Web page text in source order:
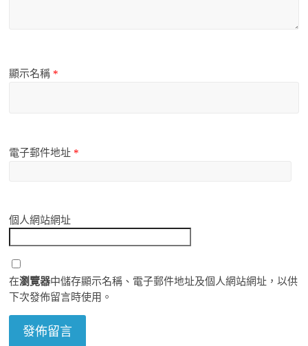
顯示名稱 *
電子郵件地址 *
個人網站網址
在瀏覽器中儲存顯示名稱、電子郵件地址及個人網站網址，以供
下次發佈留言時使用。